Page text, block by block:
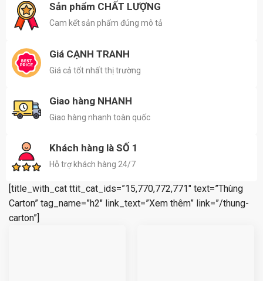
Sản phẩm CHẤT LƯỢNG
Cam kết sản phẩm đúng mô tả
Giá CẠNH TRANH
Giá cả tốt nhất thị trường
Giao hàng NHANH
Giao hàng nhanh toàn quốc
Khách hàng là SỐ 1
Hỗ trợ khách hàng 24/7
[title_with_cat ttit_cat_ids=”15,770,772,771″ text=”Thùng
Carton” tag_name=”h2″ link_text=”Xem thêm” link=”/thung-
carton”]